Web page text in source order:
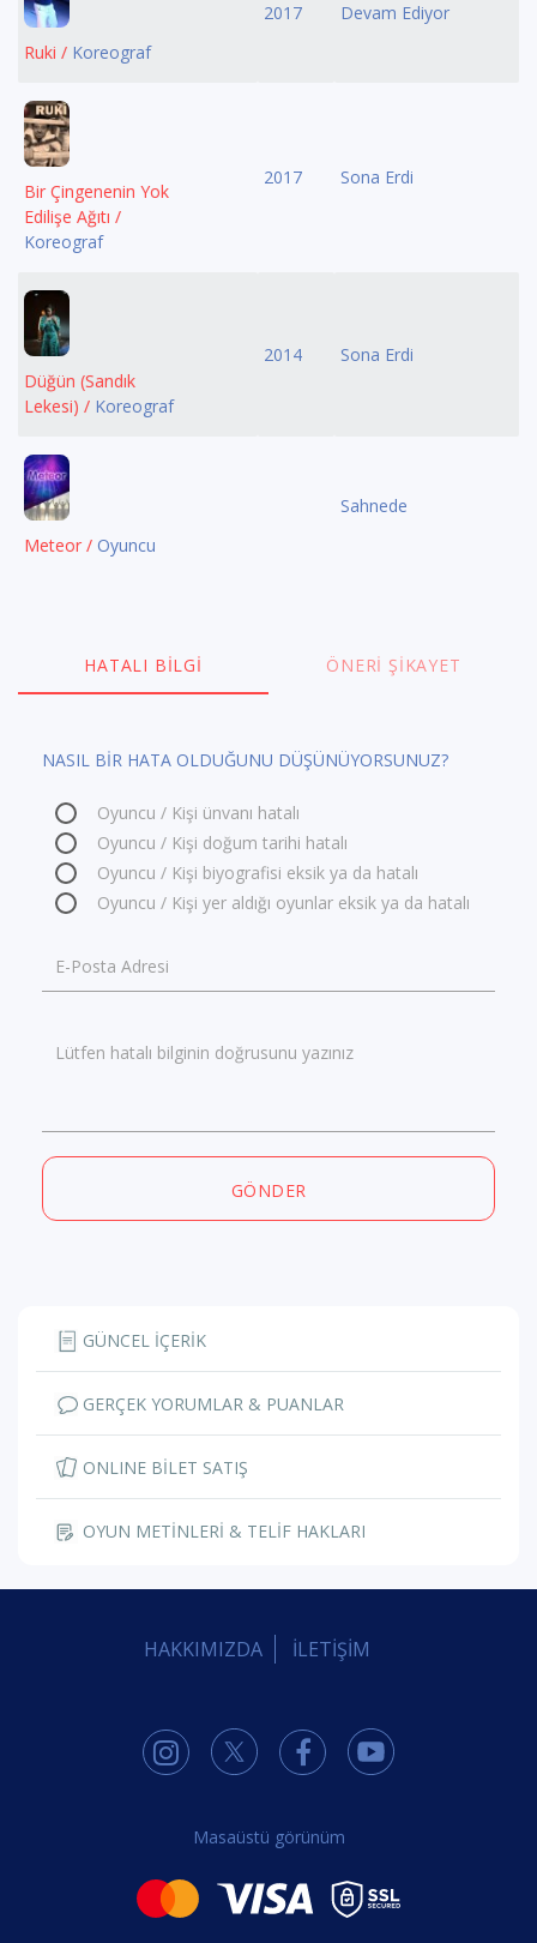
Ruki / Koreograf
2017 Devam Ediyor
Bir Çingenenin Yok
Edilişe Ağıtı /
Koreograf
2017 Sona Erdi
Düğün (Sandık
Lekesi) / Koreograf
2014 Sona Erdi
Meteor / Oyuncu
Sahnede
HATALI BILGI ÖNERI ŞIKAYET
NASIL BİR HATA OLDUĞUNU DÜŞÜNÜYORSUNUZ?
Oyuncu / Kişi ünvanı hatalı
Oyuncu / Kişi doğum tarihi hatalı
Oyuncu / Kişi biyografisi eksik ya da hatalı
Oyuncu / Kişi yer aldığı oyunlar eksik ya da hatalı
E-Posta Adresi
Lütfen hatalı bilginin doğrusunu yazınız
GÖNDER
GÜNCEL İÇERİK
GERÇEK YORUMLAR & PUANLAR
ONLINE BİLET SATIŞ
OYUN METİNLERİ & TELİF HAKLARI
HAKKIMIZDA İLETİŞİM
Masaüstü görünüm